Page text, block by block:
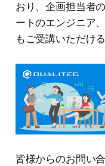
おり、企画担当者
ートのエンジニア
もご受講いただけ
皆様からのお問い